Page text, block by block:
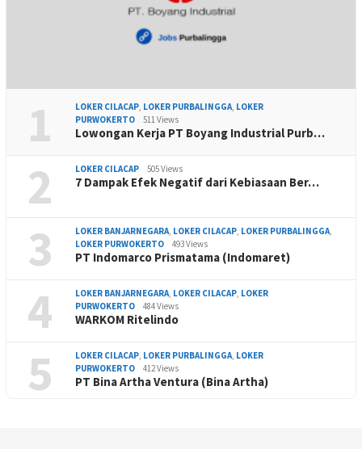
1 LOKER CILACAP, LOKER PURBALINGGA, LOKER
PURWOKERTO
511 Views
Lowongan Kerja PT Boyang Industrial Purb…
2 LOKER CILACAP 505 Views
7 Dampak Efek Negatif dari Kebiasaan Ber…
3 LOKER BANJARNEGARA, LOKER CILACAP, LOKER PURBALINGGA,
LOKER PURWOKERTO
493 Views
PT Indomarco Prismatama (Indomaret)
4 LOKER BANJARNEGARA, LOKER CILACAP, LOKER
PURWOKERTO
484 Views
WARKOM Ritelindo
5 LOKER CILACAP, LOKER PURBALINGGA, LOKER
PURWOKERTO
412 Views
PT Bina Artha Ventura (Bina Artha)